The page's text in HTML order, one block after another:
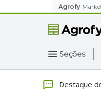
Agrofy
Seções
Destaque